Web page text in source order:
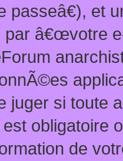
et
â€œvotre
juger si toute
obligatoire
de